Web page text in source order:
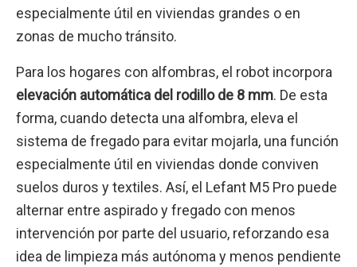
especialmente útil en viviendas grandes o en
zonas de mucho tránsito.
Para los hogares con alfombras, el robot incorpora
elevación automática del rodillo de 8 mm. De esta
forma, cuando detecta una alfombra, eleva el
sistema de fregado para evitar mojarla, una función
especialmente útil en viviendas donde conviven
suelos duros y textiles. Así, el Lefant M5 Pro puede
alternar entre aspirado y fregado con menos
intervención por parte del usuario, reforzando esa
idea de limpieza más autónoma y menos pendiente